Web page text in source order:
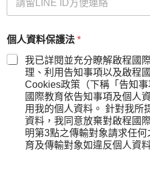
生
姓
名
個人資料保護法 *
我已詳閱並充分瞭解啟程國
理、利用告知事項以及啟程
Cookies政策（下稱「告知
國際教育依告知事項及個人
用我的個人資料。 針對我所
資料，我同意放棄對啟程國
明第3點之傳輸對象請求任
育及傳輸對象如違反個人資